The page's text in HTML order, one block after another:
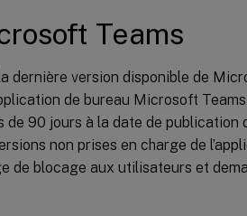
Teams
dernière version disponible de
de bureau Microsoft
90 jours à la date de publication
non prises en charge de
de blocage aux utilisateurs et